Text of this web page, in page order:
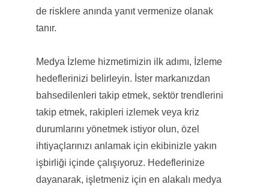
de risklere anında yanıt vermenize olanak
tanır.
Medya İzleme hizmetimizin ilk adımı, İzleme
hedeflerinizi belirleyin. İster markanızdan
bahsedilenleri takip etmek, sektör trendlerini
takip etmek, rakipleri izlemek veya kriz
durumlarını yönetmek istiyor olun, özel
ihtiyaçlarınızı anlamak için ekibinizle yakın
işbirliği içinde çalışıyoruz. Hedeflerinize
dayanarak, işletmeniz için en alakalı medya